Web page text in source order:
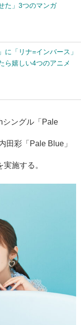
た」3つのマンガ
に「リナ=インバース」
嬉しい4つのアニメ
シングル「Pale
田彩「Pale Blue」
施する。